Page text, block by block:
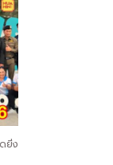
ยิ่ง